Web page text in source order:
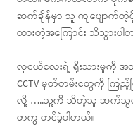
ဆက်ချိန်မှာ သူ ကျပျော
ထားတဲ့အကြောင်း သိသွားပါ
လူငယ်လေးရဲ့ ရိုးသားမှု
CCTV မှတ်တမ်းတွေကို ကြည့်
လို့ …..သူ့ကို သိတဲ့သူ ဆက်သွယ်ပ
တကွ တင်ခဲ့ပါတယ်။